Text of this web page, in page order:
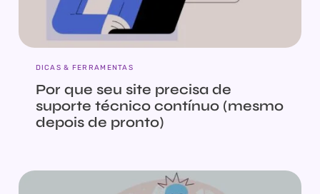
DICAS & FERRAMENTAS
Por que seu site precisa de
suporte técnico contínuo (mesmo
depois de pronto)